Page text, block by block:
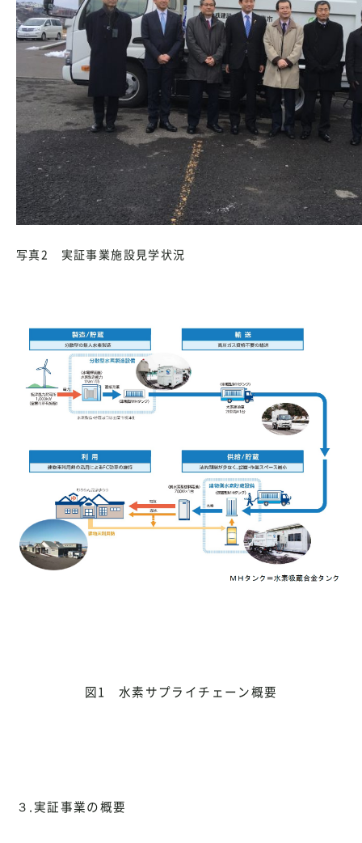
写真2 実証事業施設見学状況
図1 水素サプライチェーン概要
３.実証事業の概要